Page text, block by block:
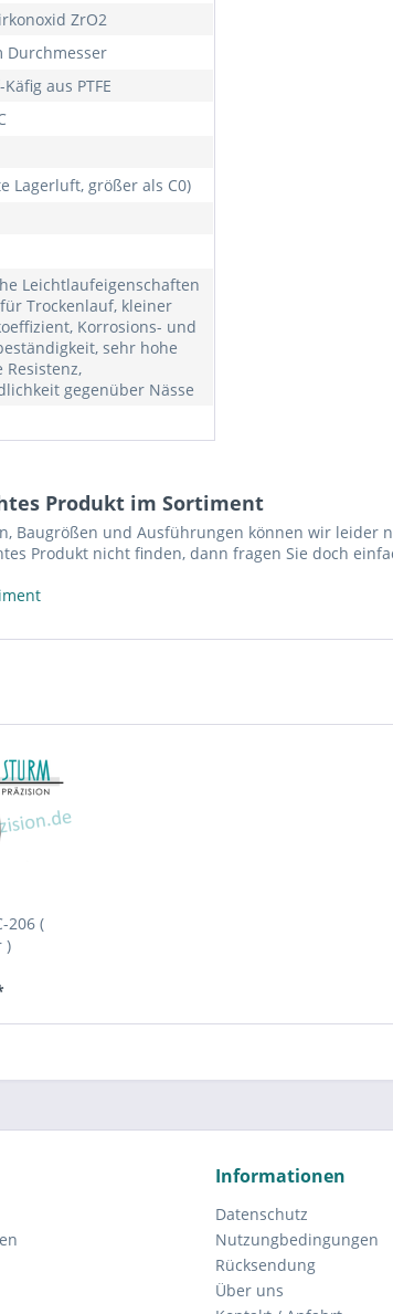
ZrO2
Durchmesser
aus PTFE
Lagerluft, größer als C0)
Leichtlaufeigenschaften
Trockenlauf, kleiner
Korrosions- und
sehr hohe
Resistenz,
gegenüber Nässe
Produkt im Sortiment
Baugrößen und Ausführungen können wir leider
Produkt nicht finden, dann fragen Sie doch
206 (
)
Informationen
Datenschutz
Nutzungbedingungen
Rücksendung
Über uns